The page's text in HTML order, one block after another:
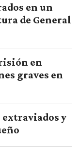
en un
de General
en
graves en
extraviados y